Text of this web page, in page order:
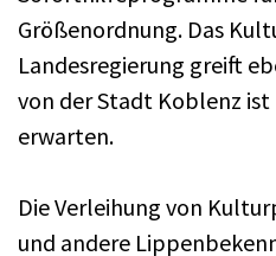
Größenordnung. Das
Landesregierung greift
von der Stadt Koblenz
erwarten.
Die Verleihung von
und andere